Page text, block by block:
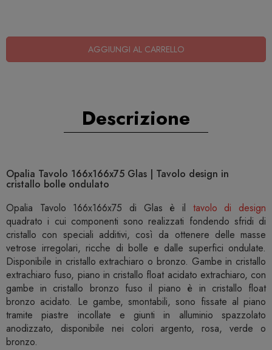
AGGIUNGI AL CARRELLO
Descrizione
Opalia Tavolo 166x166x75 Glas | Tavolo design in
cristallo bolle ondulato
Opalia Tavolo 166x166x75 di Glas è il tavolo di design
quadrato i cui componenti sono realizzati fondendo sfridi di
cristallo con speciali additivi, così da ottenere delle masse
vetrose irregolari, ricche di bolle e dalle superfici ondulate.
Disponibile in cristallo extrachiaro o bronzo. Gambe in cristallo
extrachiaro fuso, piano in cristallo float acidato extrachiaro, con
gambe in cristallo bronzo fuso il piano è in cristallo float
bronzo acidato. Le gambe, smontabili, sono fissate al piano
tramite piastre incollate e giunti in alluminio spazzolato
anodizzato, disponibile nei colori argento, rosa, verde o
bronzo.